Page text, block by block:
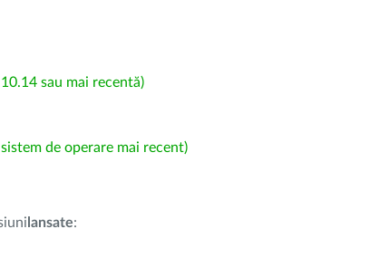
sau mai recentă)
de operare mai recent)
lansate: